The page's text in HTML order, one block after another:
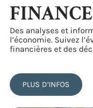
FINANCE
Des analyses et
l’économie. Suivez
financières et des
PLUS D’INFOS